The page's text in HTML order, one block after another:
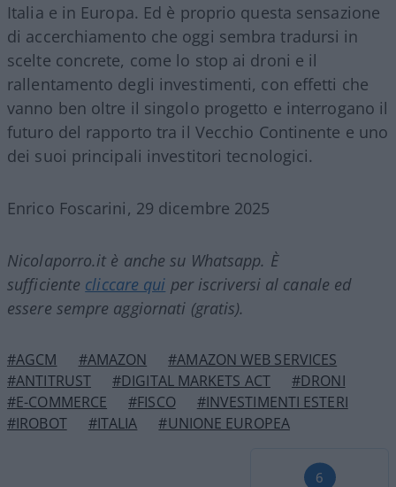
Italia e in Europa. Ed è proprio questa sensazione
di accerchiamento che oggi sembra tradursi in
scelte concrete, come lo stop ai droni e il
rallentamento degli investimenti, con effetti che
vanno ben oltre il singolo progetto e interrogano il
futuro del rapporto tra il Vecchio Continente e uno
dei suoi principali investitori tecnologici.
Enrico Foscarini, 29 dicembre 2025
Nicolaporro.it è anche su Whatsapp. È
sufficiente cliccare qui per iscriversi al canale ed
essere sempre aggiornati (gratis).
#AGCM #AMAZON
#AMAZON WEB SERVICES
#ANTITRUST
#DIGITAL MARKETS ACT
#DRONI
#E-COMMERCE
#FISCO
#INVESTIMENTI ESTERI
#IROBOT
#ITALIA #UNIONE EUROPEA
6